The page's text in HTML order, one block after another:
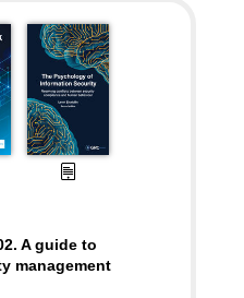
A guide to
management